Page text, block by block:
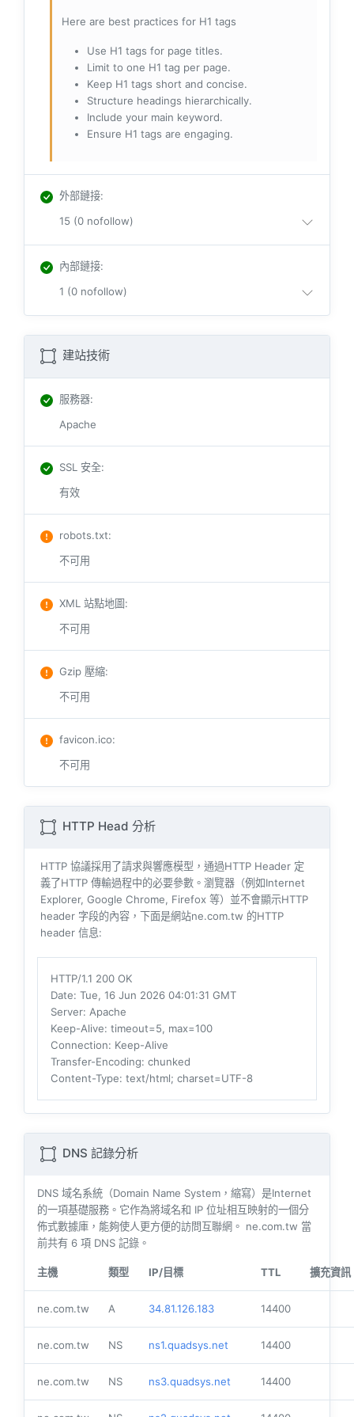
Here are best practices for H1 tags
Use H1 tags for page titles.
Limit to one H1 tag per page.
Keep H1 tags short and concise.
Structure headings hierarchically.
Include your main keyword.
Ensure H1 tags are engaging.
外部鏈接:
15 (0 nofollow)
內部鏈接:
1 (0 nofollow)
建站技術
服務器:
Apache
SSL 安全:
有效
robots.txt:
不可用
XML 站點地圖:
不可用
Gzip 壓縮:
不可用
favicon.ico:
不可用
HTTP Head 分析
HTTP 協議採用了請求與響​​應模型，通過HTTP Header 定
義了HTTP 傳輸過程中的必要參數。瀏覽器（例如​​Internet
Explorer, Google Chrome, Firefox 等）並不會顯示HTTP
header 字段的內容，下面是網站ne.com.tw 的HTTP
header 信息:
HTTP/1.1 200 OK
Date: Tue, 16 Jun 2026 04:01:31 GMT
Server: Apache
Keep-Alive: timeout=5, max=100
Connection: Keep-Alive
Transfer-Encoding: chunked
Content-Type: text/html; charset=UTF-8
DNS 記錄分析
DNS 域名系統（Domain Name System，縮寫）是Internet
的一項基礎服務。它作為將域名和 IP 位址相互映射的一個分
佈式數據庫，能夠使人更方便的訪問互聯網。 ne.com.tw 當
前共有 6 項 DNS 記錄。
主機 類型 IP/目標 TTL 擴充資訊
ne.com.tw A 34.81.126.183 14400
ne.com.tw NS ns1.quadsys.net 14400
ne.com.tw NS ns3.quadsys.net 14400